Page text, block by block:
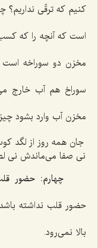
کنیم که ترقّی
است که آنچه را که
مخزن دو سوراخه
سوراخ هم آب خارج
مخزن آب وارد بشود
جان همه روز از لگد
نی صفا می‌ماندش نی
چهارم: حضور
حضور قلب نداشته
بالا نمی‌رود.